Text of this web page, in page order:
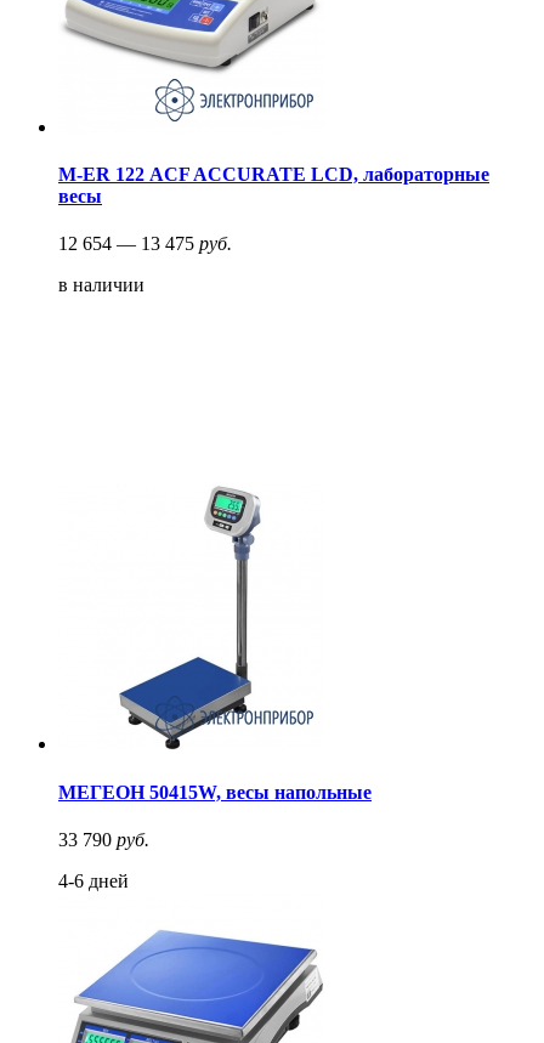
M-ER 122 АCF ACCURATE LСD, лабораторные
весы
12 654 — 13 475 руб.
в наличии
МЕГЕОН 50415W, весы напольные
33 790 руб.
4-6 дней